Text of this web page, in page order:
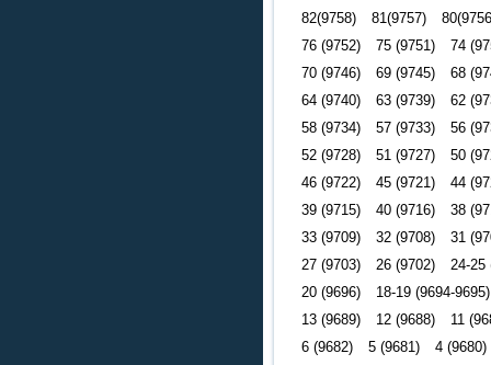
82(9758)
81(9757)
76 (9752)
75 (9751)
74
70 (9746)
69 (9745)
68
64 (9740)
63 (9739)
62
58 (9734)
57 (9733)
56
52 (9728)
51 (9727)
50
46 (9722)
45 (9721)
44
39 (9715)
40 (9716)
38
33 (9709)
32 (9708)
31
27 (9703)
26 (9702)
24-25
20 (9696)
18-19 (9694-9695)
13 (9689)
12 (9688)
11
6 (9682)
5 (9681)
4 (9680)